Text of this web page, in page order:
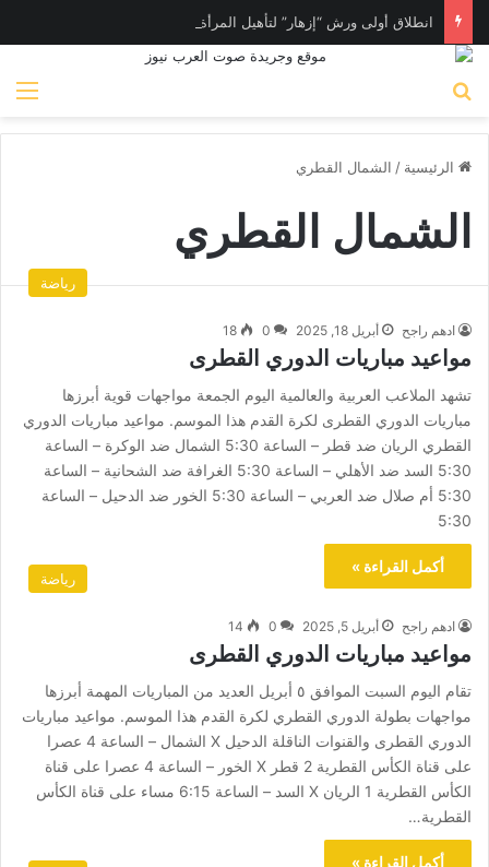
الرئيسية / الشمال القطري
الشمال القطري
رياضة
ادهم راجح أبريل 18, 2025 0
18
مواعيد مباريات الدوري القطرى
تشهد الملاعب العربية والعالمية اليوم الجمعة مواجهات قوية أبرزها
مباريات الدوري القطرى لكرة القدم هذا الموسم. مواعيد مباريات الدوري
القطري الريان ضد قطر – الساعة 5:30 الشمال ضد الوكرة – الساعة
5:30 السد ضد الأهلي – الساعة 5:30 الغرافة ضد الشحانية – الساعة
5:30 أم صلال ضد العربي – الساعة 5:30 الخور ضد الدحيل – الساعة
5:30
أكمل القراءة »
رياضة
ادهم راجح أبريل 5, 2025 0
14
مواعيد مباريات الدوري القطرى
تقام اليوم السبت الموافق ٥ أبريل العديد من المباريات المهمة أبرزها
مواجهات بطولة الدوري القطري لكرة القدم هذا الموسم. مواعيد مباريات
الدوري القطرى والقنوات الناقلة الدحيل X الشمال – الساعة 4 عصرا
على قناة الكأس القطرية 2 قطر X الخور – الساعة 4 عصرا على قناة
الكأس القطرية 1 الريان X السد – الساعة 6:15 مساء على قناة الكأس
القطرية…
أكمل القراءة »